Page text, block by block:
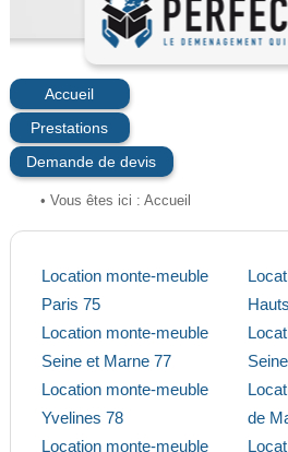
Accueil
Prestations
Demande de devis
• Vous êtes ici : Accueil
Location monte-meuble
Paris 75
Location monte-meuble
Seine et Marne 77
Location monte-meuble
Yvelines 78
Location monte-meuble
de